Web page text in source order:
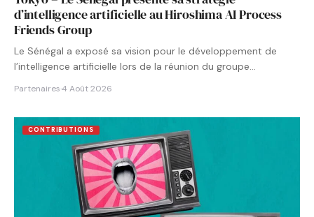
d’intelligence artificielle au Hiroshima AI Process
Friends Group
Le Sénégal a exposé sa vision pour le développement de
l’intelligence artificielle lors de la réunion du groupe…
Partenaires·4 Août 2026
CONTRIBUTIONS